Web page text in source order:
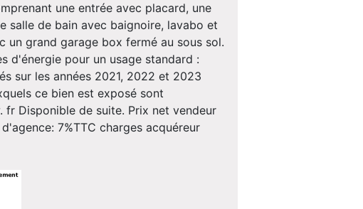
une entrée avec placard, une
salle de bain avec baignoire, lavabo et
un grand garage box fermé au sous sol.
d'énergie pour un usage standard :
sur les années 2021, 2022 et 2023
ce bien est exposé sont
fr Disponible de suite. Prix net vendeur
7%TTC charges acquéreur